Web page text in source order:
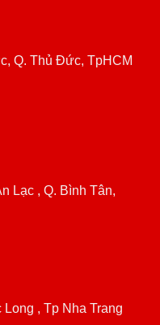
Q. Thủ Đức, TpHCM
Lạc , Q. Bình Tân,
, Tp Nha Trang